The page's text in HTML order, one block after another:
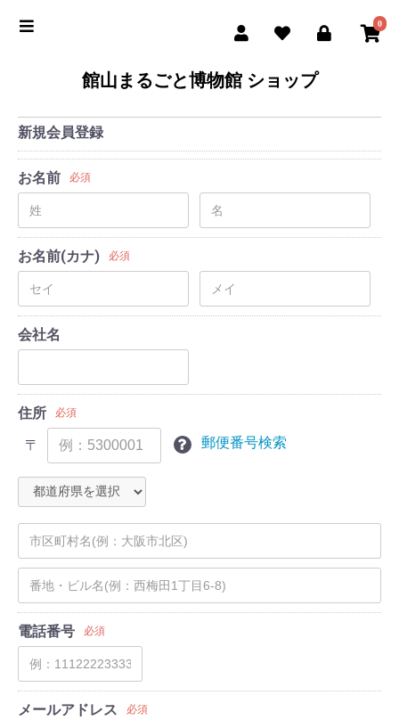
0
館山まるごと博物館 ショップ
新規会員登録
お名前 必須
お名前(カナ) 必須
会社名
住所 必須
〒 郵便番号検索
電話番号 必須
メールアドレス 必須